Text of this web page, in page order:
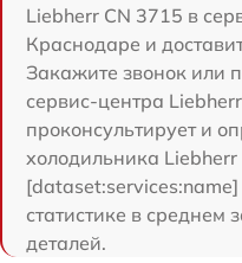
Liebherr CN 3715 в
Краснодаре и
Закажите звонок или
сервис-центра
проконсультирует и
холодильника Liebherr
статистике в среднем
деталей.